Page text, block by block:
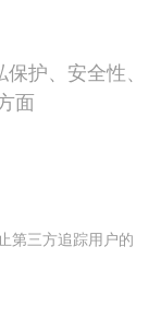
护、安全性、
面
第三方追踪用户的